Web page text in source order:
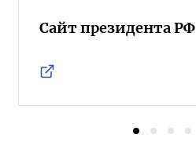
Сайт президента РФ